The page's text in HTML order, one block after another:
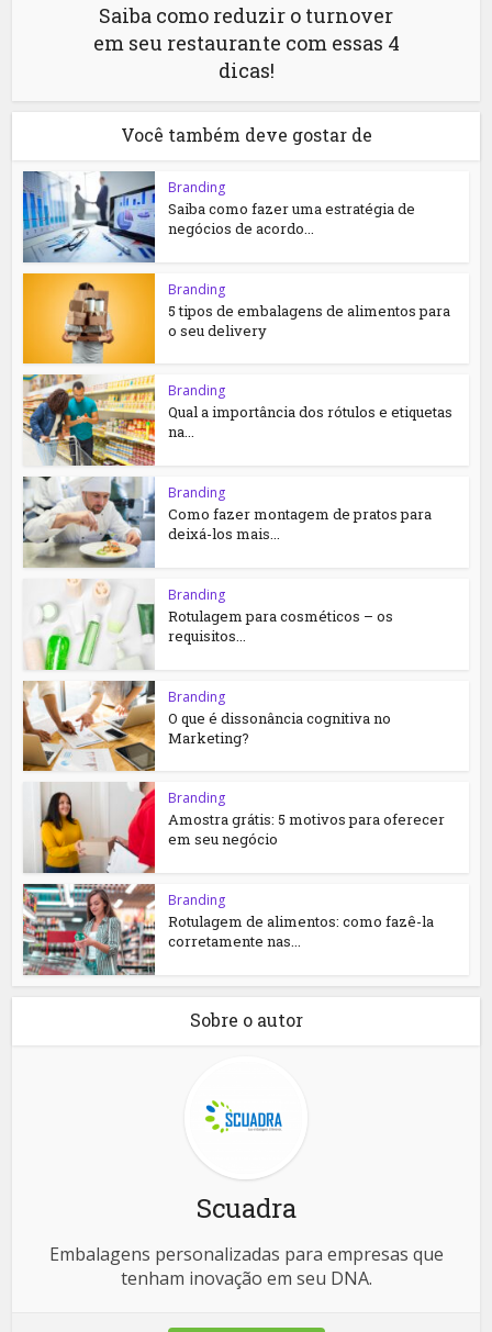
Saiba como reduzir o turnover
em seu restaurante com essas 4
dicas!
Você também deve gostar de
Branding
Saiba como fazer uma estratégia de
negócios de acordo...
Branding
5 tipos de embalagens de alimentos para
o seu delivery
Branding
Qual a importância dos rótulos e etiquetas
na...
Branding
Como fazer montagem de pratos para
deixá-los mais...
Branding
Rotulagem para cosméticos – os
requisitos...
Branding
O que é dissonância cognitiva no
Marketing?
Branding
Amostra grátis: 5 motivos para oferecer
em seu negócio
Branding
Rotulagem de alimentos: como fazê-la
corretamente nas...
Sobre o autor
Scuadra
Embalagens personalizadas para empresas que
tenham inovação em seu DNA.